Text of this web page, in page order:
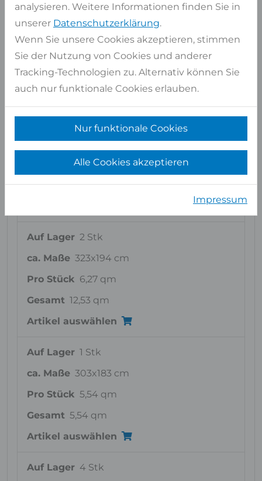
Auf Lager 1 Stk
ca. Maße 328x192 cm
Gesamt 6,30 qm
Artikel auswählen
5 Stk
ca. Maße 332x193 cm
Pro Stück 6,41 qm
Gesamt 32,04 qm
Auf Lager 2 Stk
ca. Maße 323x194 cm
Pro Stück 6,27 qm
Gesamt 12,53 qm
Artikel auswählen
Auf Lager 1 Stk
ca. Maße 303x183 cm
Pro Stück 5,54 qm
Gesamt 5,54 qm
Artikel auswählen
Auf Lager 4 Stk
analysieren. Weitere Informationen finden Sie in
unserer Datenschutzerklärung.
Wenn Sie unsere Cookies akzeptieren, stimmen
Sie der Nutzung von Cookies und anderer
Tracking-Technologien zu. Alternativ können Sie
auch nur funktionale Cookies erlauben.
Nur funktionale Cookies
Alle Cookies akzeptieren
Impressum